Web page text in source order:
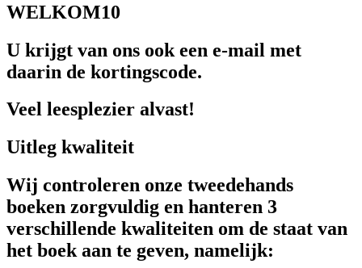
WELKOM10
U krijgt van ons ook een e-mail met
daarin de kortingscode.
Veel leesplezier alvast!
Uitleg kwaliteit
Wij controleren onze tweedehands
boeken zorgvuldig en hanteren 3
verschillende kwaliteiten om de staat van
het boek aan te geven, namelijk: